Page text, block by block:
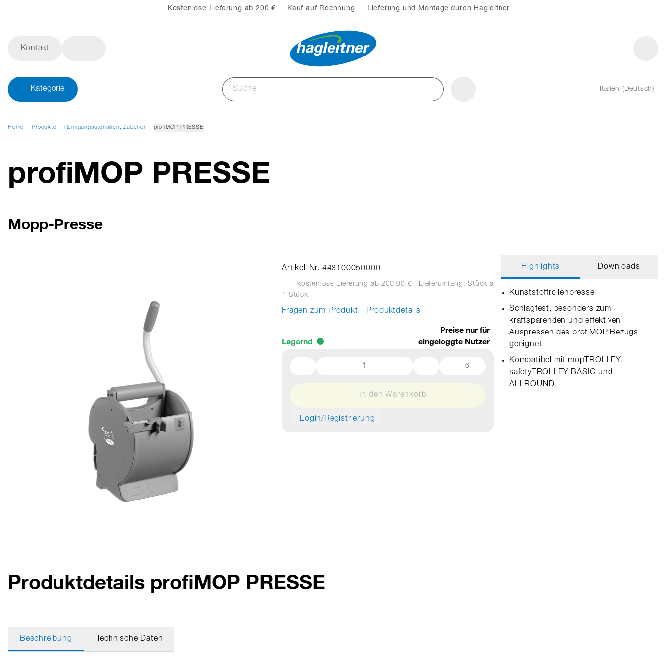
Kostenlose Lieferung ab 200 € Kauf auf Rechnung Lieferung und Montage durch Hagleitner
Kontakt
Kategorie Italien (Deutsch)
Home Produkte Reinigungsutensilien, Zubehör profiMOP PRESSE
profiMOP PRESSE
Mopp-Presse
Artikel-Nr. 443100050000
kostenlose Lieferung ab 200,00 € | Lieferumfang: Stück à
1 Stück
Fragen zum Produkt Produktdetails
Lagernd
Preise nur für
eingeloggte Nutzer
6
In den Warenkorb
Login/Registrierung
Highlights Downloads
Kunststoffrollenpresse
Schlagfest, besonders zum
kraftsparenden und effektiven
Auspressen des profiMOP Bezugs
geeignet
Kompatibel mit mopTROLLEY,
safetyTROLLEY BASIC und
ALLROUND
Produktdetails profiMOP PRESSE
Beschreibung Technische Daten